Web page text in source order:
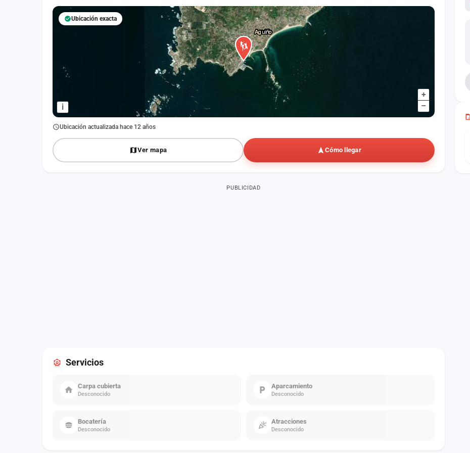
+
–
i
Ubicación exacta
Ubicación actualizada hace 12 años
Ver mapa Cómo llegar
PUBLICIDAD
Servicios
Carpa cubierta
Desconocido
Aparcamiento
Desconocido
Bocatería
Desconocido
Atracciones
Desconocido
Iniciar sesión
Crear cuenta
Administración